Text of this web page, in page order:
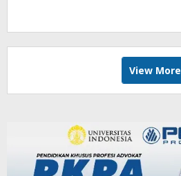
View More